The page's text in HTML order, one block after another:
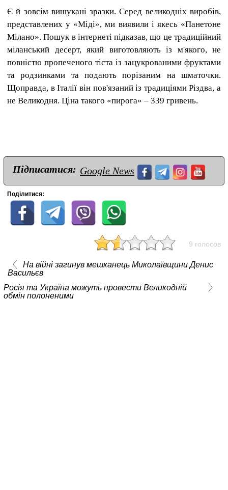
Є й зовсім вишукані зразки. Серед великодніх виробів,
представлених у «Міді», ми виявили і якесь «Панетоне
Мілано». Пошук в інтернеті підказав, що це традиційний
міланський десерт, який виготовляють із м'якого, не
повністю пропеченого тіста із зацукрованими фруктами
та родзинками та подають порізаним на шматочки.
Щоправда, в Італії він пов'язаний із традиціями Різдва, а
не Великодня. Ціна такого «пирога» – 339 гривень.
Підписатися: Google News
Поділитися:
9 голосов
На війні загинув мешканець Миколаївщини Денис
Васильєв
Росія та Україна можуть провести Великодній
обмін полоненими